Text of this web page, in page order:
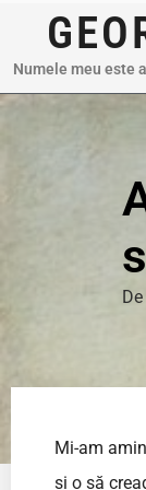
Numele meu este
Mi-am
și o să